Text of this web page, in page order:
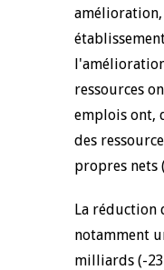
ressources
emplois ont,
des
propres nets
La réduction
notamment
milliards (-